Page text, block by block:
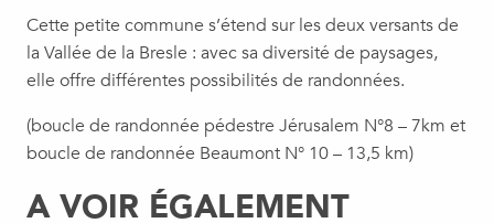
Cette petite commune s’étend sur les deux versants de
la Vallée de la Bresle : avec sa diversité de paysages,
elle offre différentes possibilités de randonnées.
(boucle de randonnée pédestre Jérusalem N°8 – 7km et
boucle de randonnée Beaumont N° 10 – 13,5 km)
A VOIR ÉGALEMENT